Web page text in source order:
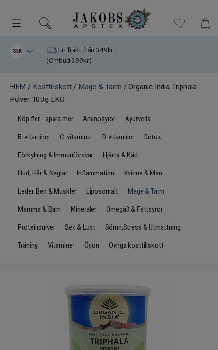
Kampanjer
Varumärken
Kosttillskott
Hudvård
Infrarött Ljus
Vattenrening & Övrigt
SEK
Fri frakt från 349kr
(Ombud 399kr)
HEM / Kosttillskott / Mage & Tarm / Organic India Triphala
Pulver 100g EKO
Köp fler - spara mer Aminosyror Ayurveda
B-vitaminer C-vitaminer D-vitaminer Detox
Förkylning & Immunförsvar Hjärta & Kärl
Hud, Hår & Naglar Inflammation Kvinna & Man
Leder, Ben & Muskler Liposomalt Mage & Tarm
Mamma & Barn Mineraler Omega3 & Fettsyror
Proteinpulver Sex & Lust Sömn,Stress & Utmattning
Träning Vitaminer Ögon Övriga kosttillskott